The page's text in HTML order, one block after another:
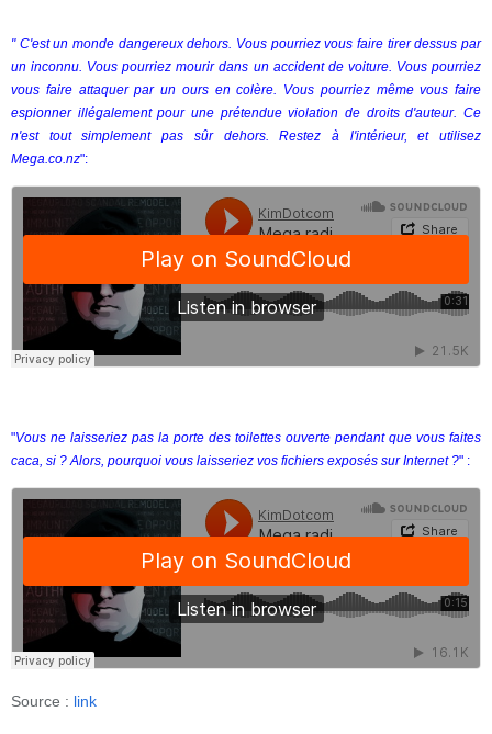
" C'est un monde dangereux dehors. Vous pourriez vous faire tirer dessus par
un inconnu. Vous pourriez mourir dans un accident de voiture. Vous pourriez
vous faire attaquer par un ours en colère. Vous pourriez même vous faire
espionner illégalement pour une prétendue violation de droits d'auteur. Ce
n'est tout simplement pas sûr dehors. Restez à l'intérieur, et utilisez
Mega.co.nz":
"Vous ne laisseriez pas la porte des toilettes ouverte pendant que vous faites
caca, si ? Alors, pourquoi vous laisseriez vos fichiers exposés sur Internet ?" :
Source : link